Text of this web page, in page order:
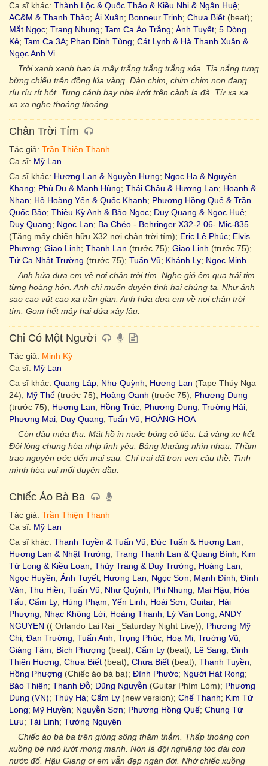
Ca sĩ khác: Thành Lộc & Quốc Thảo & Kiều Nhi & Ngân Huệ;
AC&M & Thanh Thảo; Ái Xuân; Bonneur Trinh; Chưa Biết (beat);
Mắt Ngọc; Trang Nhung; Tam Ca Áo Trắng; Ánh Tuyết; 5 Dòng
Kẻ; Tam Ca 3A; Phan Đinh Tùng; Cát Lynh & Hà Thanh Xuân &
Ngọc Anh Vi
Trời xanh xanh bao la mây trắng trắng trắng xóa. Tia nắng tưng
bừng chiếu trên đồng lúa vàng. Ðàn chim, chim chim non đang
ríu ríu rít hót. Tung cánh bay nhẹ lướt trên cành la đà. Từ xa xa
xa xa nghe thoáng thoáng.
Chân Trời Tím
Tác giả: Trần Thiện Thanh
Ca sĩ: Mỹ Lan
Ca sĩ khác: Hương Lan & Nguyễn Hưng; Ngọc Hạ & Nguyên
Khang; Phù Du & Mạnh Hùng; Thái Châu & Hương Lan; Hoanh &
Nhan; Hồ Hoàng Yến & Quốc Khanh; Phương Hồng Quế & Trần
Quốc Bảo; Thiệu Kỳ Anh & Bảo Ngọc; Duy Quang & Ngọc Huệ;
Duy Quang; Ngọc Lan; Ba Chéo - Behringer X32-2.06- Mic-835
(Tặng mấy chiến hữu X32 nơi chân trời tím); Eric Lê Phúc; Elvis
Phương; Giao Linh; Thanh Lan (trước 75); Giao Linh (trước 75);
Tứ Ca Nhật Trường (trước 75); Tuấn Vũ; Khánh Ly; Ngọc Minh
Anh hứa đưa em về nơi chân trời tím. Nghe gió êm qua trái tim
từng hoàng hôn. Anh chỉ muốn duyên tình hai chúng ta. Như ánh
sao cao vút cao xa trần gian. Anh hứa đưa em về nơi chân trời
tím. Gom hết mây hai đứa xây lâu.
Chỉ Có Một Người
Tác giả: Minh Kỳ
Ca sĩ: Mỹ Lan
Ca sĩ khác: Quang Lập; Như Quỳnh; Hương Lan (Tape Thúy Nga
24); Mỹ Thể (trước 75); Hoàng Oanh (trước 75); Phương Dung
(trước 75); Hương Lan; Hồng Trúc; Phương Dung; Trường Hải;
Phượng Mai; Duy Quang; Tuấn Vũ; HOÀNG HOA
Còn đâu mùa thu. Mặt hồ in nước bóng cô liêu. Lá vàng xe kết.
Đôi lòng chung hòa nhịp tình yêu. Bâng khuâng nhìn nhau. Thầm
trao nguyện ước đến mai sau. Chí trai đã trọn vẹn câu thề. Tình
mình hòa vui mối duyên đầu.
Chiếc Áo Bà Ba
Tác giả: Trần Thiện Thanh
Ca sĩ: Mỹ Lan
Ca sĩ khác: Thanh Tuyền & Tuấn Vũ; Đức Tuấn & Hương Lan;
Hương Lan & Nhật Trường; Trang Thanh Lan & Quang Bình; Kim
Tử Long & Kiều Loan; Thùy Trang & Duy Trường; Hoàng Lan;
Ngọc Huyền; Ánh Tuyết; Hương Lan; Ngọc Sơn; Mạnh Đình; Đình
Văn; Thu Hiền; Tuấn Vũ; Như Quỳnh; Phi Nhung; Mai Hậu; Hòa
Tấu; Cẩm Ly; Hùng Phạm; Yến Linh; Hoài Sơn; Guitar; Hải
Phượng; Nhạc Không Lời; Hoàng Thanh; Lý Vân Long; ANDY
NGUYEN (( Orlando Lai Rai _Saturday Night Live)); Phương Mỹ
Chi; Đan Trường; Tuấn Anh; Trọng Phúc; Hoạ Mi; Trường Vũ;
Giáng Tâm; Bích Phượng (beat); Cẩm Ly (beat); Lê Sang; Đinh
Thiên Hương; Chưa Biết (beat); Chưa Biết (beat); Thanh Tuyền;
Hồng Phượng (Chiếc áo bà ba); Đình Phước; Người Hát Rong;
Bảo Thiên; Thanh Đỗ; Dũng Nguyễn (Guitar Phím Lỏm); Phương
Dung (VN); Thúy Hà; Cẩm Ly (new version); Chế Thanh; Kim Tử
Long; Mỹ Huyền; Nguyễn Sơn; Phương Hồng Quế; Chung Tử
Lưu; Tài Linh; Tường Nguyên
Chiếc áo bà ba trên giòng sông thăm thẳm. Thấp thoáng con
xuồng bé nhỏ lướt mong manh. Nón lá đội nghiêng tóc dài con
nước đổ. Hậu Giang ơi em vẫn đẹp ngàn đời. Nhớ chiếc xuồng